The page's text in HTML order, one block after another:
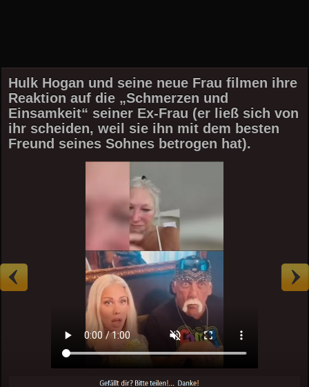
Hulk Hogan und seine neue Frau filmen ihre
Reaktion auf die „Schmerzen und
Einsamkeit“ seiner Ex-Frau (er ließ sich von
ihr scheiden, weil sie ihn mit dem besten
Freund seines Sohnes betrogen hat).